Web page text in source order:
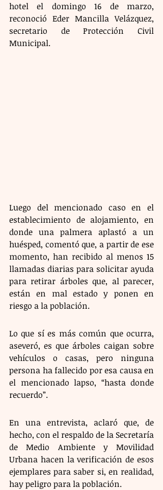
hotel el domingo 16 de marzo,
reconoció Eder Mancilla Velázquez,
secretario de Protección Civil
Municipal.
Luego del mencionado caso en el
establecimiento de alojamiento, en
donde una palmera aplastó a un
huésped, comentó que, a partir de ese
momento, han recibido al menos 15
llamadas diarias para solicitar ayuda
para retirar árboles que, al parecer,
están en mal estado y ponen en
riesgo a la población.
Lo que sí es más común que ocurra,
aseveró, es que árboles caigan sobre
vehículos o casas, pero ninguna
persona ha fallecido por esa causa en
el mencionado lapso, “hasta donde
recuerdo”.
En una entrevista, aclaró que, de
hecho, con el respaldo de la Secretaría
de Medio Ambiente y Movilidad
Urbana hacen la verificación de esos
ejemplares para saber si, en realidad,
hay peligro para la población.